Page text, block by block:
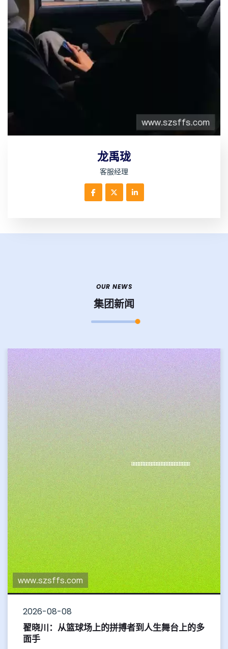
龙禹珑
客服经理
OUR NEWS
集团新闻
2026-08-07
美洲队与蒙特雷激战在即谁能在这场对决中笑到
最后
美洲队与蒙特雷的对决即将上演，这场比赛备受球迷
关注，双方都mk体育官网渴望在这场激烈的较量中取
得胜利。美洲队作...